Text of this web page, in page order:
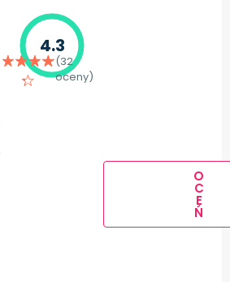
4.3
(32
oceny)
O
C
E
Ń